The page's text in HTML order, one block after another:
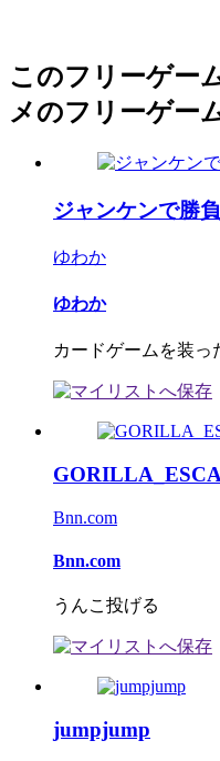
このフリーゲー
メのフリーゲー
ジャンケンで勝負
ゆわか
ゆわか
カードゲームを装っ
Bnn.com
Bnn.com
うんこ投げる
jumpjump